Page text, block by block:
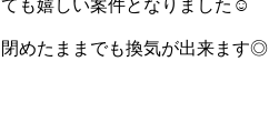
も嬉しい案件となりました☺
めたままでも換気が出来ます◎